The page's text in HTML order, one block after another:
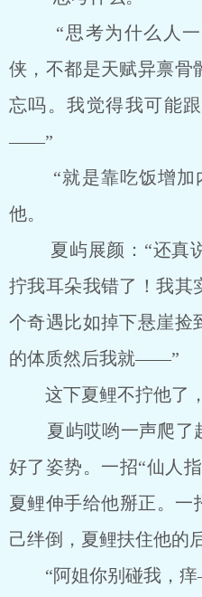
“思考为什么人一
侠，不都是天赋异禀骨
忘吗。我觉得我可能
――”
“就是靠吃饭增加
他。
夏屿展颜：“还真
拧我耳朵我错了！我其
个奇遇比如掉下悬崖捡
的体质然后我就――”
这下夏鲤不拧他了，
夏屿哎哟一声爬了
好了姿势。一招“仙人
夏鲤伸手给他掰正。一
己绊倒，夏鲤扶住他的
“阿姐你别碰我，痒